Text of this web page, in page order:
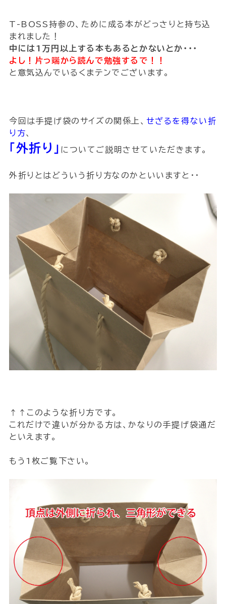
T-BOSS持参の、ために成る本がどっさりと持ち込
まれました！
中には1万円以上する本もあるとかないとか・・・
よし！片っ端から読んで勉強するで！！
と意気込んでいるくまテンでございます。
今回は手提げ袋のサイズの関係上、 せざるを得ない折
り方、
「外折り」 についてご説明させていただきます。
外折りとはどういう折り方なのかといいますと・・
↑↑このような折り方です。
これだけで違いが分かる方は、かなりの手提げ袋通だ
といえます。
もう1枚ご覧下さい。